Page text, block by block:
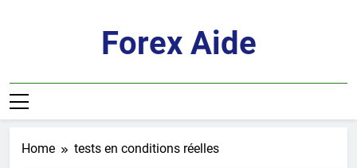
Forex Aide
Home tests en conditions réelles